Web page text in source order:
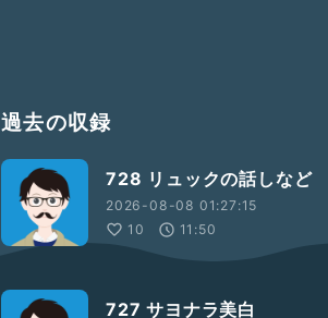
過去の収録
728 リュックの話しなど
2026-08-08 01:27:15
10
11:50
727 サヨナラ美白